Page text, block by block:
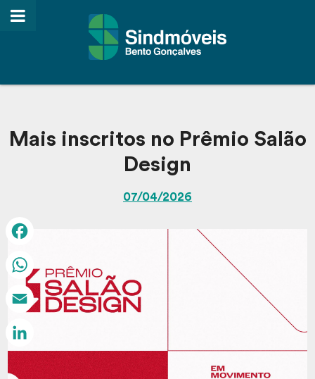
Mais inscritos no Prêmio Salão
Design
07/04/2026
Facebook
WhatsApp
Email